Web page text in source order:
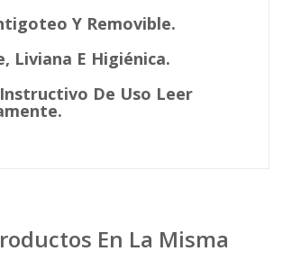
Y Removible.
Liviana E Higiénica.
De Uso Leer
En La Misma